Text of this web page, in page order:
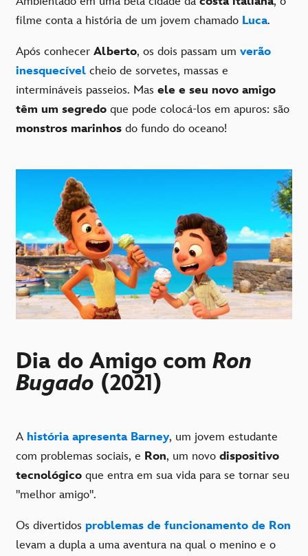
filme conta a história de um jovem chamado Luca.
Após conhecer Alberto, os dois passam um verão
inesquecível cheio de sorvetes, massas e
intermináveis ​​passeios. Mas ele e seu novo amigo
têm um segredo que pode colocá-los em apuros: são
monstros marinhos do fundo do oceano!
Dia do Amigo com Ron
Bugado (2021)
A história apresenta Barney, um jovem estudante
com problemas sociais, e Ron, um novo dispositivo
tecnológico que entra em sua vida para se tornar seu
"melhor amigo".
Os divertidos problemas de funcionamento de Ron
levam a dupla a uma aventura na qual o menino e o